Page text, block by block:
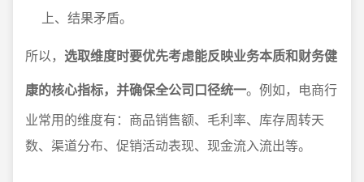
上、结果矛盾。
所以， 选取维度时要优先考虑能反映业务本质和财务健
康的核心指标，并确保全公司口径统一。例如，电商行
业常用的维度有：商品销售额、毛利率、库存周转天
数、渠道分布、促销活动表现、现金流入流出等。